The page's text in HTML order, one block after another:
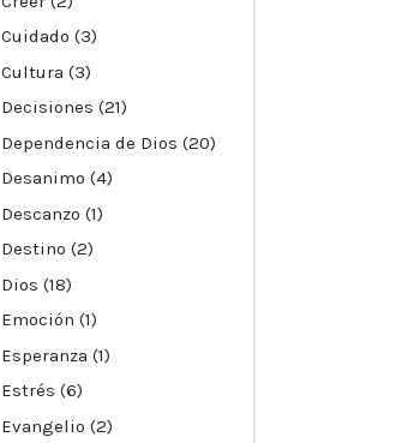
Cuidado (3)
Cultura (3)
Decisiones (21)
Dependencia de Dios (20)
Desanimo (4)
Descanzo (1)
Destino (2)
Dios (18)
Emoción (1)
Esperanza (1)
Estrés (6)
Evangelio (2)